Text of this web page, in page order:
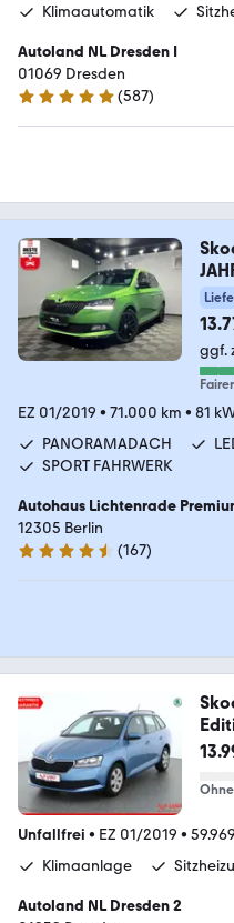
Klimaautomatik
Autoland NL Dresden I
01069 Dresden
4.8 Sterne
(587)
ggf.
EZ 01/2019 • 71.000 km • 81
PANORAMADACH
SPORT FAHRWERK
Autohaus Lichtenrade
12305 Berlin
4.6 Sterne
(167)
Unfallfrei • EZ 01/2019 •
Klimaanlage
Autoland NL Dresden 2